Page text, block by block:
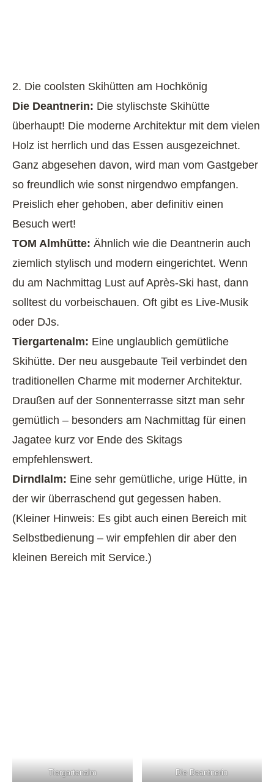
2. Die coolsten Skihütten am Hochkönig
Die Deantnerin: Die stylischste Skihütte
überhaupt! Die moderne Architektur mit dem vielen
Holz ist herrlich und das Essen ausgezeichnet.
Ganz abgesehen davon, wird man vom Gastgeber
so freundlich wie sonst nirgendwo empfangen.
Preislich eher gehoben, aber definitiv einen
Besuch wert!
TOM Almhütte: Ähnlich wie die Deantnerin auch
ziemlich stylisch und modern eingerichtet. Wenn
du am Nachmittag Lust auf Après-Ski hast, dann
solltest du vorbeischauen. Oft gibt es Live-Musik
oder DJs.
Tiergartenalm: Eine unglaublich gemütliche
Skihütte. Der neu ausgebaute Teil verbindet den
traditionellen Charme mit moderner Architektur.
Draußen auf der Sonnenterrasse sitzt man sehr
gemütlich – besonders am Nachmittag für einen
Jagatee kurz vor Ende des Skitags
empfehlenswert.
Dirndlalm: Eine sehr gemütliche, urige Hütte, in
der wir überraschend gut gegessen haben.
(Kleiner Hinweis: Es gibt auch einen Bereich mit
Selbstbedienung – wir empfehlen dir aber den
kleinen Bereich mit Service.)
Tiergartenalm Die Deantnerin